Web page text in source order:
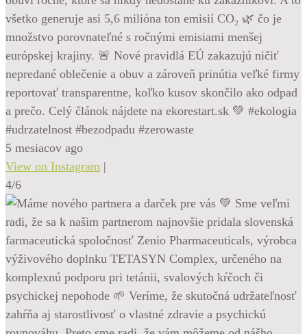
všetko generuje asi 5,6 milióna ton emisií CO₂ 🌿 čo je
množstvo porovnateľné s ročnými emisiami menšej
európskej krajiny. 🚨 Nové pravidlá EÚ zakazujú ničiť
nepredané oblečenie a obuv a zároveň prinútia veľké firmy
reportovať transparentne, koľko kusov skončilo ako odpad
a prečo. Celý článok nájdete na ekorestart.sk 💚 #ekologia
#udrzatelnost #bezodpadu #zerowaste
5 mesiacov ago
View on Instagram |
4/6